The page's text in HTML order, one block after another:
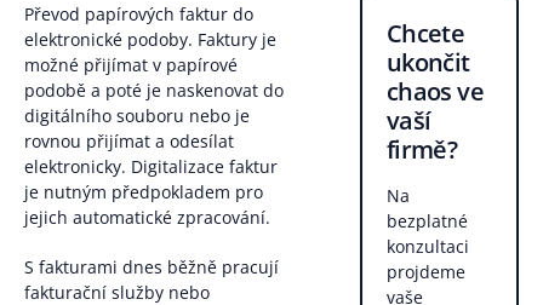
Převod papírových faktur do
elektronické podoby. Faktury je
možné přijímat v papírové
podobě a poté je naskenovat do
digitálního souboru nebo je
rovnou přijímat a odesílat
elektronicky. Digitalizace faktur
je nutným předpokladem pro
jejich automatické zpracování.
S fakturami dnes běžně pracují
fakturační služby nebo
Chcete
ukončit
chaos ve
vaší
firmě?
Na
bezplatné
konzultaci
projdeme
vaše